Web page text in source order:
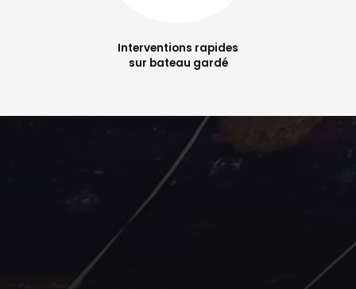
Interventions rapides
sur bateau gardé